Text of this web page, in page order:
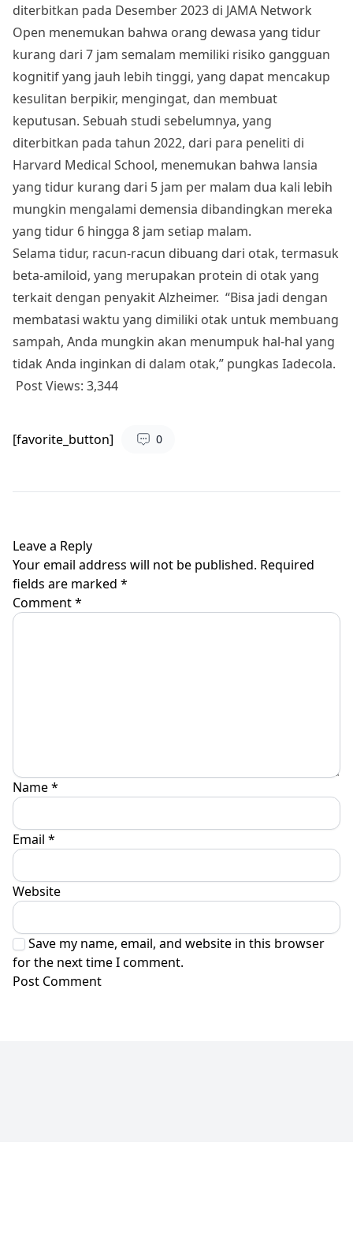
diterbitkan pada Desember 2023 di JAMA Network
Open menemukan bahwa orang dewasa yang tidur
kurang dari 7 jam semalam memiliki risiko gangguan
kognitif yang jauh lebih tinggi, yang dapat mencakup
kesulitan berpikir, mengingat, dan membuat
keputusan. Sebuah studi sebelumnya, yang
diterbitkan pada tahun 2022, dari para peneliti di
Harvard Medical School, menemukan bahwa lansia
yang tidur kurang dari 5 jam per malam dua kali lebih
mungkin mengalami demensia dibandingkan mereka
yang tidur 6 hingga 8 jam setiap malam.
Selama tidur, racun-racun dibuang dari otak, termasuk
beta-amiloid, yang merupakan protein di otak yang
terkait dengan penyakit Alzheimer. “Bisa jadi dengan
membatasi waktu yang dimiliki otak untuk membuang
sampah, Anda mungkin akan menumpuk hal-hal yang
tidak Anda inginkan di dalam otak,” pungkas Iadecola.
Post Views: 3,344
[favorite_button] 0
Leave a Reply
Your email address will not be published. Required
fields are marked *
Comment*
Name*
Email *
Website
Save my name, email, and website in this browser
for the next time I comment.